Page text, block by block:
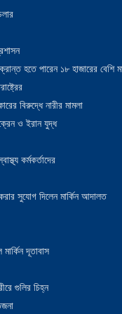
হতে পারেন ১৮ হাজারের বেশি
বিরুদ্ধে নারীর মামলা
ও ইরান যুদ্ধ
কর্মকর্তাদের
সুযোগ দিলেন মার্কিন আদালত
দূতাবাস
গুলির চিহ্ন